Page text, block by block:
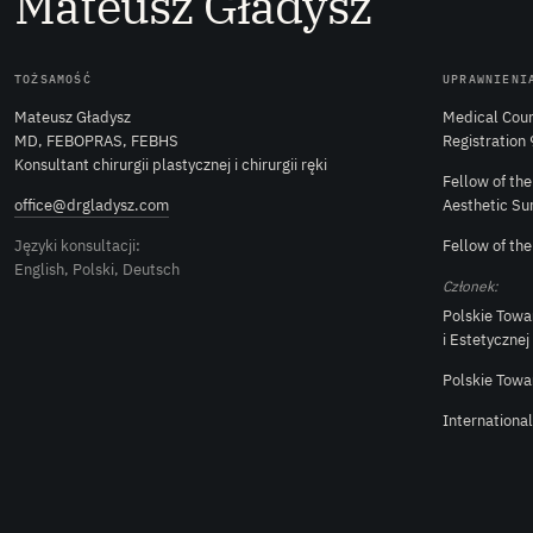
TOŻSAMOŚĆ
Mateusz Gładysz
MD, FEBOPRAS, FEBHS
Konsultant chirurgii plastycznej i chirurgii ręki
office@drgladysz.com
Języki konsultacji:
English, Polski, Deutsch
Medical
Registration
Fellow of
Aesthetic
Fellow of
Członek:
Polskie
i Estetycznej
Polskie
International